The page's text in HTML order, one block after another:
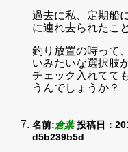
過去に私、定期船
に連れ去られたこ
釣り放置の時って
いみたいな選択肢
チェック入れてて
うんでしょうか？
名前:倉葉 投稿日：
d5b239b5d